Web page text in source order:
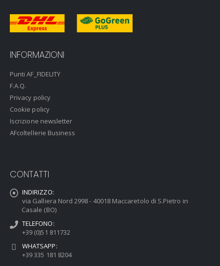
INFORMAZIONI
Punti AF_FIDELITY
F.A.Q.
Privacy policy
Cookie policy
Iscrizione newsletter
AFcoltellerie Business
CONTATTI
INDIRIZZO:
via Galliera Nord 2998 - 40018 Maccaretolo di S.Pietro in
Casale (BO)
TELEFONO:
+39 (0)51 811732
WHATSAPP:
+39 335 181 8204